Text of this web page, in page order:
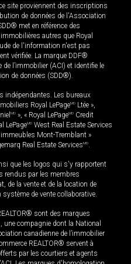
site proviennent des inscriptions
de données de l'Association
met en référence des
autres que Royal
de l'information n'est pas
vérifiée. La marque DDF®
l’immobilier (ACI) et identifie le
de données (SDD®).
indépendantes. Les bureaux
Royal LePageMD Ltée »,
MD », « Royal LePageMD Credit
LePageMD West Real Estate Services
immeubles Mont-Tremblant »
Real Estate ServicesMD.
que les logos qui s'y rapportent
rendus par les membres
de la vente et de la location de
de vente collaborative.
sont des marques
une compagnie dont la National
canadienne de l’immobilier
REALTOR® servent à
par les courtiers et agents